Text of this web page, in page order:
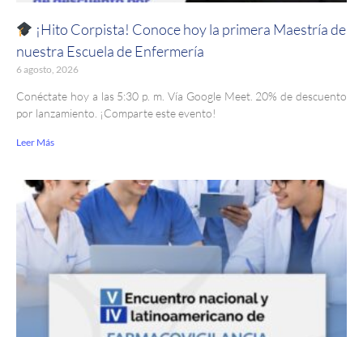
¡Hito Corpista! Conoce hoy la primera Maestría de
nuestra Escuela de Enfermería
6 agosto, 2026
Conéctate hoy a las 5:30 p. m. Vía Google Meet. 20% de descuento
por lanzamiento. ¡Comparte este evento!
Leer Más